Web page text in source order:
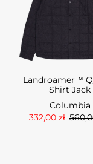
Landroamer™
Shirt Jack
Columbia
332,00 zł